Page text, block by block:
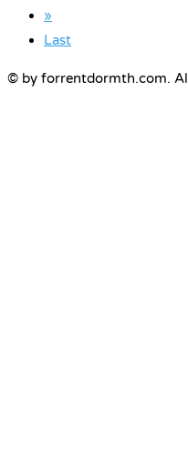
»
Last
© by forrentdormth.com.